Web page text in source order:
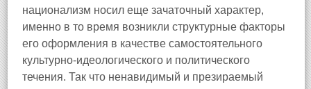
национализм носил еще зачаточный характер,
именно в то время возникли структурные факторы
его оформления в качестве самостоятельного
культурно-идеологического и политического
течения. Так что ненавидимый и презираемый